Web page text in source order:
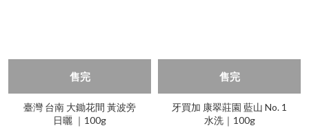
售完
臺灣 台南 大鋤花間 黃波旁
日曬 ｜100g
售完
牙買加 康翠莊園 藍山 No. 1
水洗｜100g